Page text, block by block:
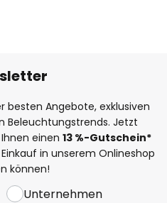
besten Angebote, exklusiven
Beleuchtungstrends. Jetzt
einen 13 %-Gutschein*
in unserem Onlineshop
können!
Unternehmen